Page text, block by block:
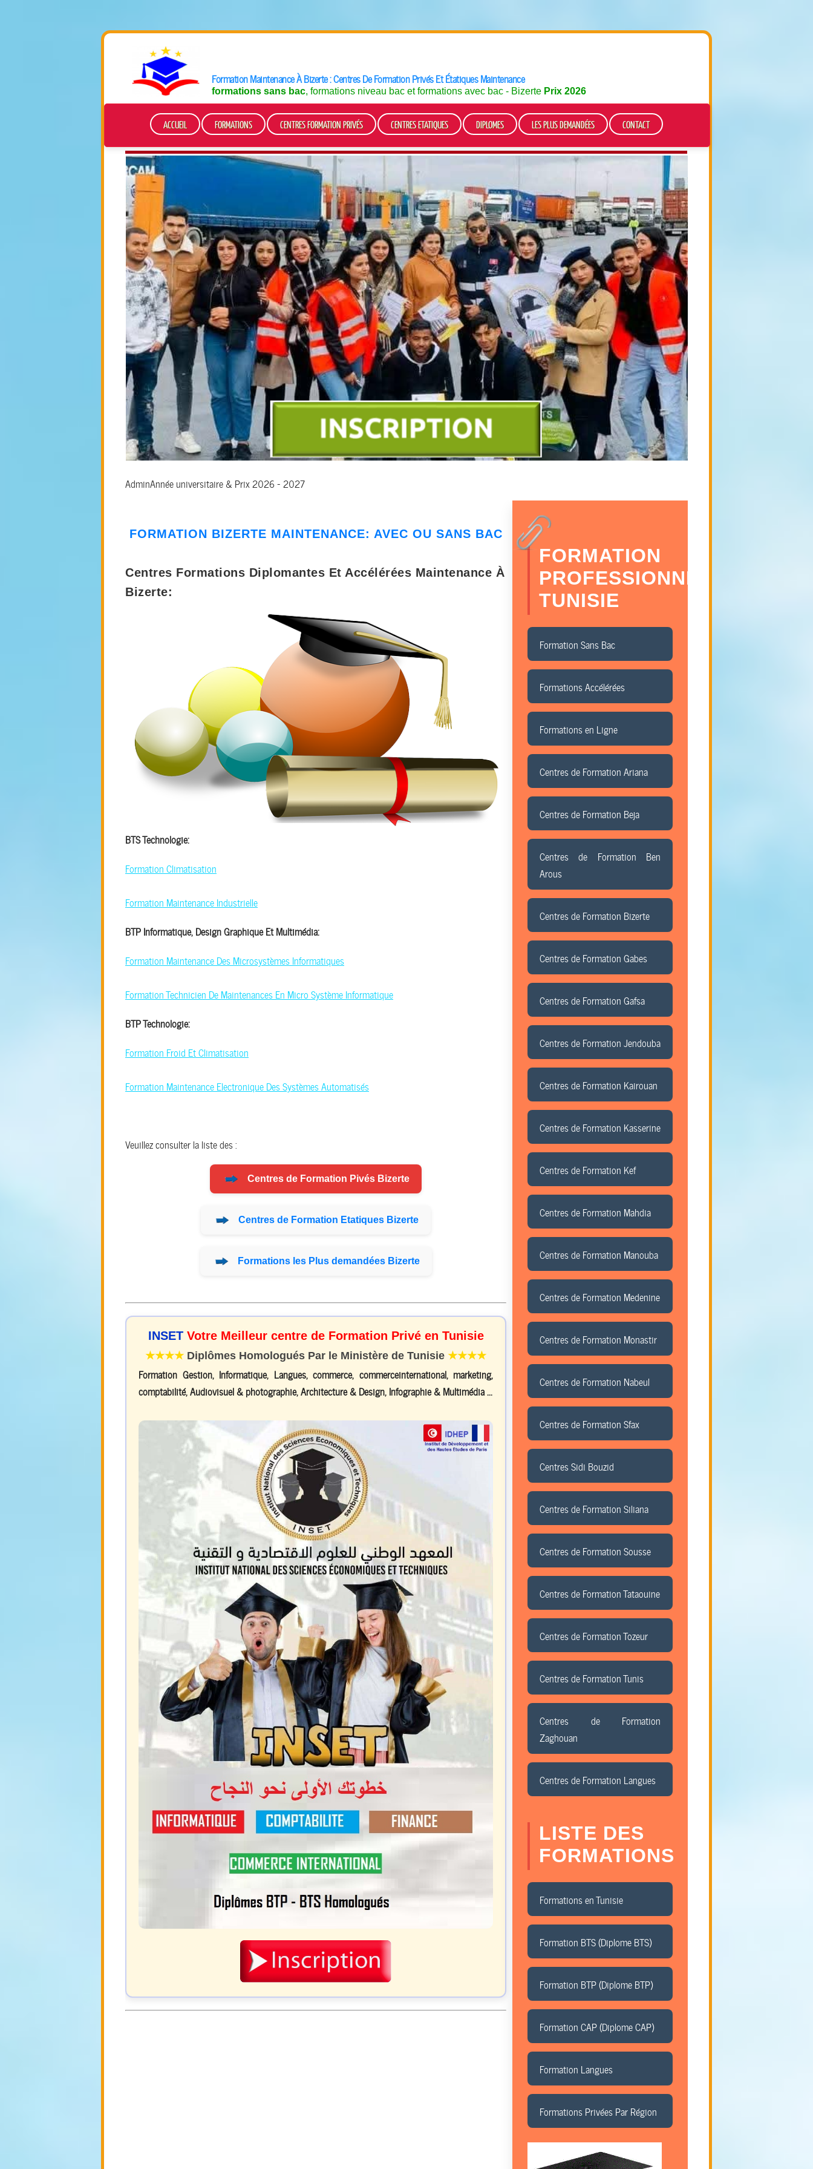
Formation Maintenance À Bizerte : Centres De Formation Privés Et Étatiques Maintenance
formations sans bac, formations niveau bac et formations avec bac - Bizerte Prix 2026
ACCUEIL FORMATIONS CENTRES FORMATION PRIVÉS CENTRES ETATIQUES DIPLOMES LES PLUS DEMANDÉES CONTACT
AdminAnnée universitaire & Prix 2026 - 2027
FORMATION
PROFESSIONNELLE
TUNISIE
Formation Sans Bac
Formations Accélérées
Formations en Ligne
Centres de Formation Ariana
Centres de Formation Beja
Centres de Formation Ben
Arous
Centres de Formation Bizerte
Centres de Formation Gabes
Centres de Formation Gafsa
Centres de Formation Jendouba
Centres de Formation Kairouan
Centres de Formation Kasserine
Centres de Formation Kef
Centres de Formation Mahdia
Centres de Formation Manouba
Centres de Formation Medenine
Centres de Formation Monastir
Centres de Formation Nabeul
Centres de Formation Sfax
Centres Sidi Bouzid
Centres de Formation Siliana
Centres de Formation Sousse
Centres de Formation Tataouine
Centres de Formation Tozeur
Centres de Formation Tunis
Centres de Formation
Zaghouan
Centres de Formation Langues
LISTE DES
FORMATIONS
Formations en Tunisie
Formation BTS (Diplome BTS)
Formation BTP (Diplome BTP)
Formation CAP (Diplome CAP)
Formation Langues
Formations Privées Par Région
FORMATION BIZERTE MAINTENANCE: AVEC OU SANS BAC
Centres Formations Diplomantes Et Accélérées Maintenance À
Bizerte:
BTS Technologie:
Formation Climatisation
Formation Maintenance Industrielle
BTP Informatique, Design Graphique Et Multimédia:
Formation Maintenance Des Microsystèmes Informatiques
Formation Technicien De Maintenances En Micro Système Informatique
BTP Technologie:
Formation Froid Et Climatisation
Formation Maintenance Electronique Des Systèmes Automatisés
Veuillez consulter la liste des :
Centres de Formation Pivés Bizerte
Centres de Formation Etatiques Bizerte
Formationsles Plus demandées Bizerte
INSET Votre Meilleur centre de Formation Privé en Tunisie
★★★★ Diplômes Homologués Par le Ministère de Tunisie ★★★★
Formation Gestion, Informatique, Langues, commerce, commerceinternational, marketing,
comptabilité, Audiovisuel & photographie, Architecture & Design, Infographie & Multimédia ...